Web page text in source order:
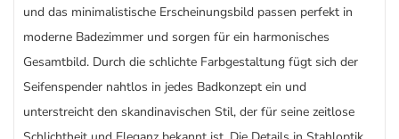
und das minimalistische Erscheinungsbild passen perfekt in
moderne Badezimmer und sorgen für ein harmonisches
Gesamtbild. Durch die schlichte Farbgestaltung fügt sich der
Seifenspender nahtlos in jedes Badkonzept ein und
unterstreicht den skandinavischen Stil, der für seine zeitlose